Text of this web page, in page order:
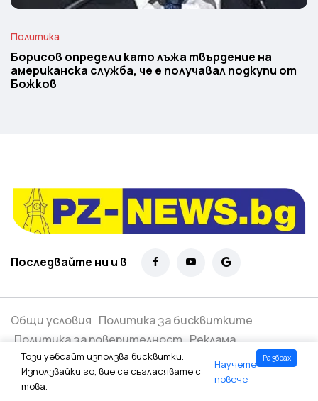
Политика
Борисов определи като лъжа твърдение на
американска служба, че е получавал подкупи от
Божков
Последвайте ни и в
Общи условия Политика за бисквитките
Политика за поверителност Реклама
Всички права запазени ©
Този уебсайт използва бисквитки.
Използвайки го, вие се съгласявате с
това.
Научете
повече
Разбрах